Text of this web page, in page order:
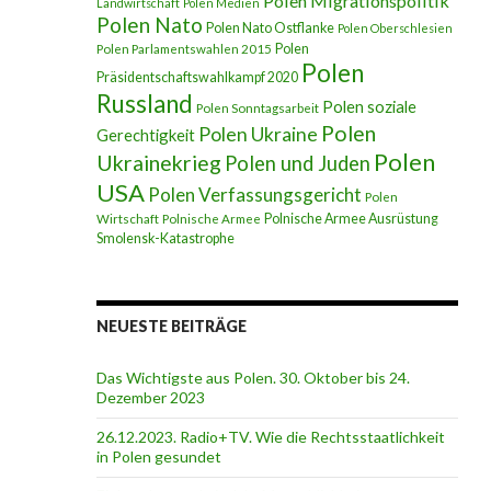
Polen Nato Polen Nato Ostflanke Polen Oberschlesien
Polen Parlamentswahlen 2015 Polen
Präsidentschaftswahlkampf 2020 Polen
Russland Polen Sonntagsarbeit Polen soziale
Gerechtigkeit Polen Ukraine Polen
Ukrainekrieg Polen und Juden Polen
USA Polen Verfassungsgericht Polen
Wirtschaft Polnische Armee Polnische Armee Ausrüstung
Smolensk-Katastrophe
NEUESTE BEITRÄGE
Das Wichtigste aus Polen. 30. Oktober bis 24.
Dezember 2023
26.12.2023. Radio+TV. Wie die Rechtsstaatlichkeit
in Polen gesundet